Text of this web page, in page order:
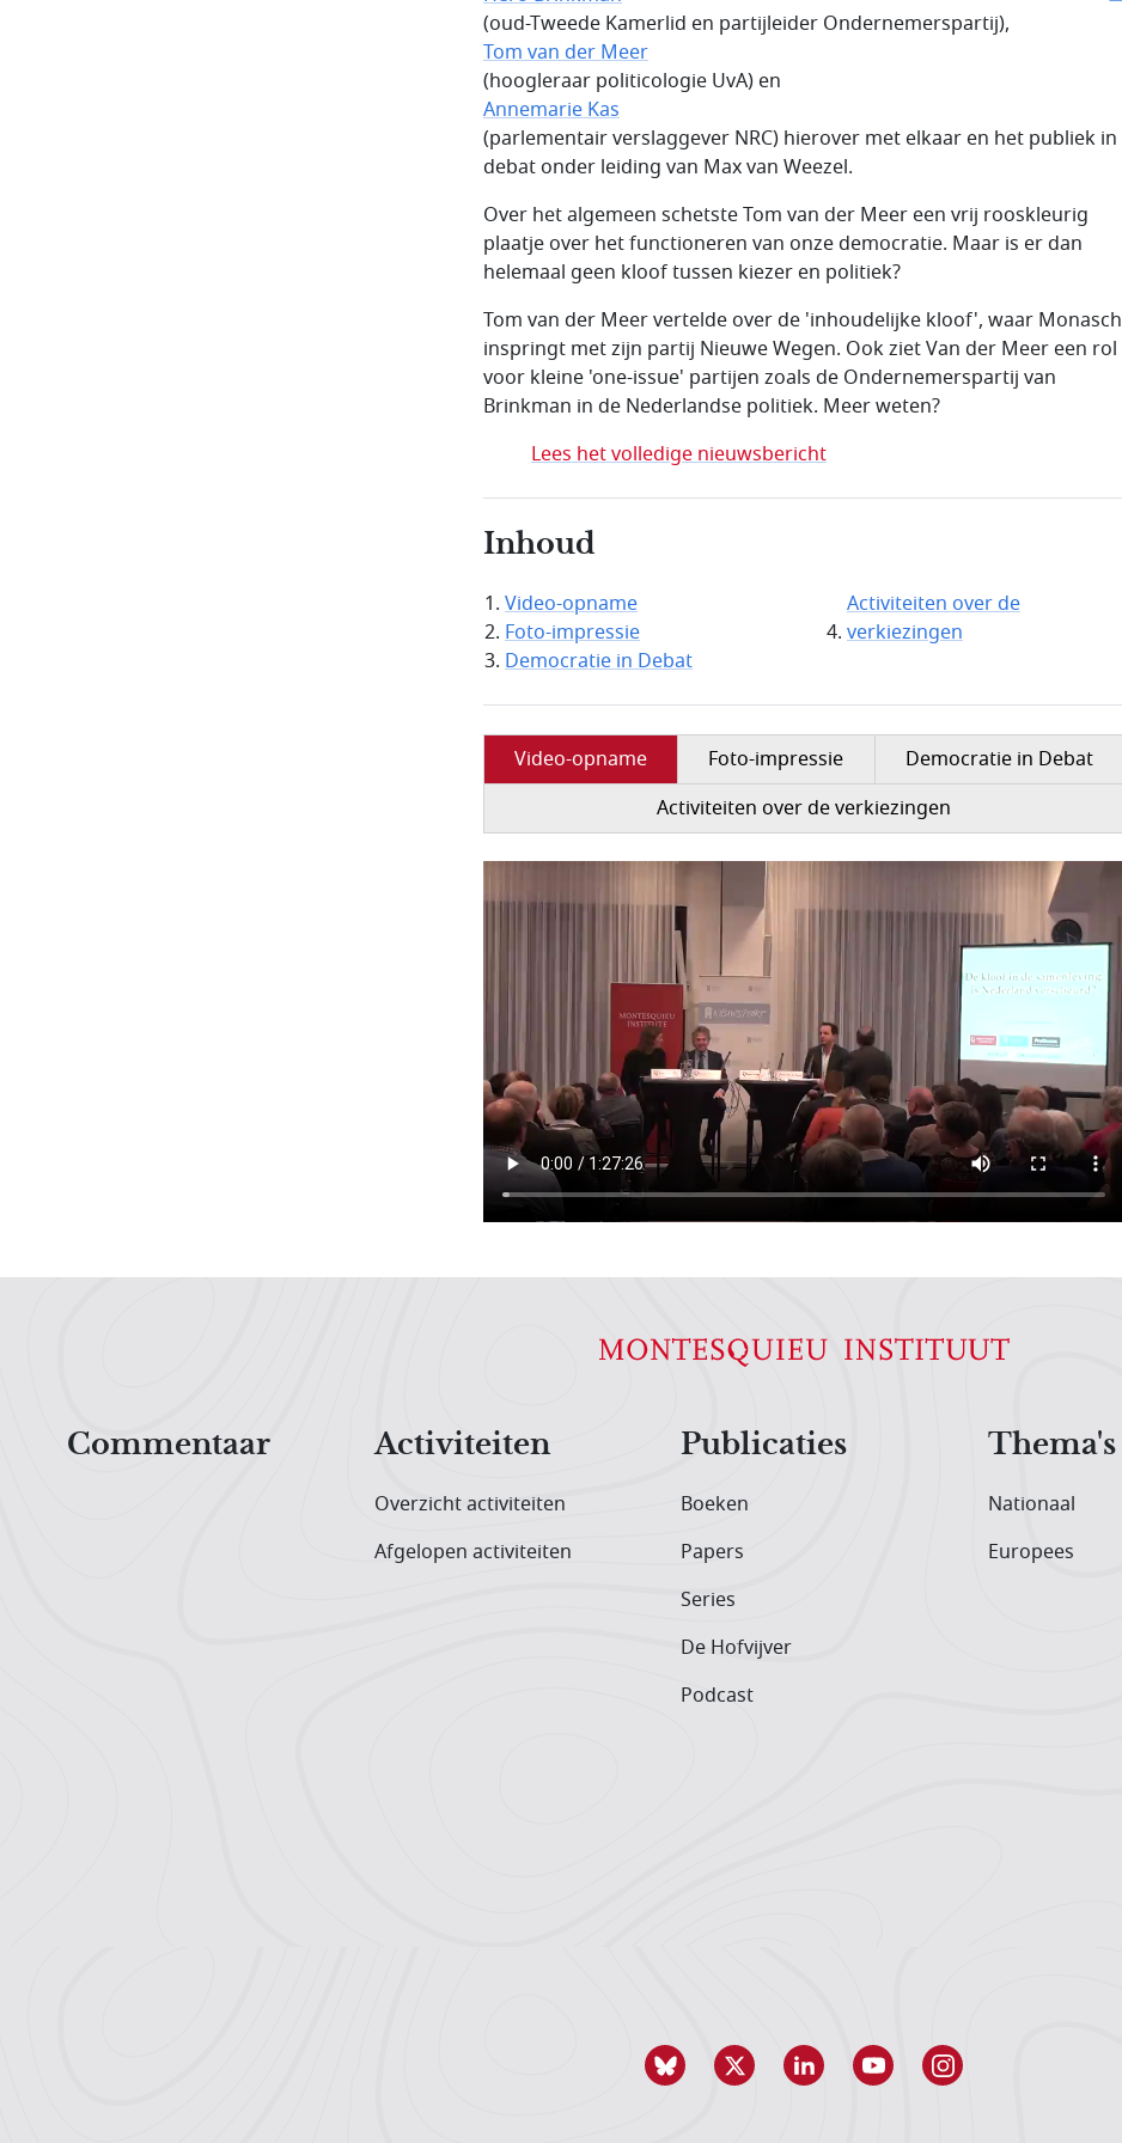
(oud-Tweede Kamerlid en partijleider Ondernemerspartij),
Tom van der Meer
(hoogleraar politicologie UvA) en
Annemarie Kas
(parlementair verslaggever NRC) hierover met elkaar en het publiek in
debat onder leiding van Max van Weezel.
Over het algemeen schetste Tom van der Meer een vrij rooskleurig
plaatje over het functioneren van onze democratie. Maar is er dan
helemaal geen kloof tussen kiezer en politiek?
Tom van der Meer vertelde over de 'inhoudelijke kloof', waar Monasch
inspringt met zijn partij Nieuwe Wegen. Ook ziet Van der Meer een rol
voor kleine 'one-issue' partijen zoals de Ondernemerspartij van
Brinkman in de Nederlandse politiek. Meer weten?
Lees het volledige nieuwsbericht
Inhoud
Video-opname
Foto-impressie
Democratie in Debat
Activiteiten over de
verkiezingen
Video-opname Foto-impressie
Democratie in Debat
Activiteiten over de verkiezingen
Filmbestand
Commentaar
Activiteiten
Overzicht activiteiten
Afgelopen activiteiten
Publicaties
Boeken
Papers
Series
De Hofvijver
Podcast
Thema's
Nationaal
Europees